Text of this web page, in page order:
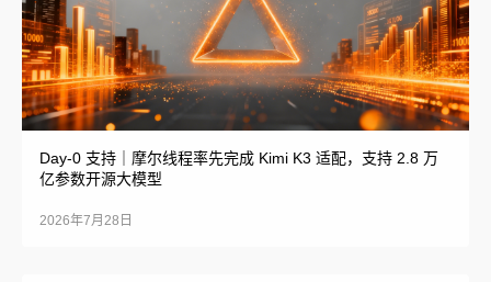
Day-0 支持｜摩尔线程率先完成 Kimi K3 适配，支持 2.8 万
亿参数开源大模型
2026年7月28日